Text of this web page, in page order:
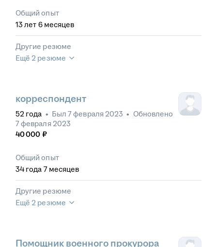
Общий опыт
13 лет 6 месяцев
Другие резюме
Ещё 2 резюме
корреспондент
52 года • Был 7 февраля 2023 • Обновлено
7 февраля 2023
40 000 ₽
Общий опыт
34 года 7 месяцев
Другие резюме
Ещё 2 резюме
Помощник военного прокурора